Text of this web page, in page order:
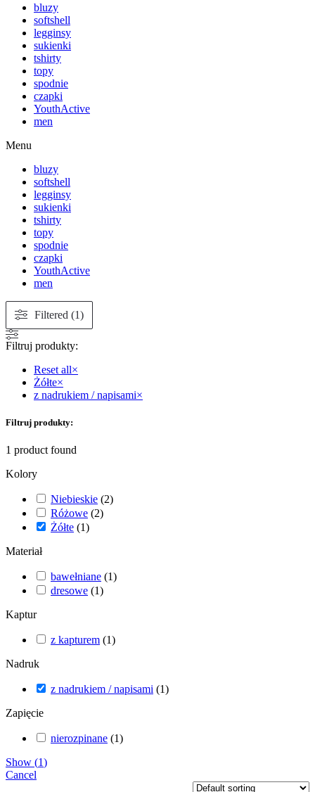
bluzy
softshell
legginsy
sukienki
tshirty
topy
spodnie
czapki
YouthActive
men
Menu
bluzy
softshell
legginsy
sukienki
tshirty
topy
spodnie
czapki
YouthActive
men
Filtered (1)
Filtruj produkty:
Reset all×
Żółte×
z nadrukiem / napisami×
Filtruj produkty:
1 product found
Kolory
Niebieskie (2)
Różowe (2)
Żółte (1)
Materiał
bawełniane (1)
dresowe (1)
Kaptur
z kapturem (1)
Nadruk
z nadrukiem / napisami (1)
Zapięcie
nierozpinane (1)
Show (1)
Cancel